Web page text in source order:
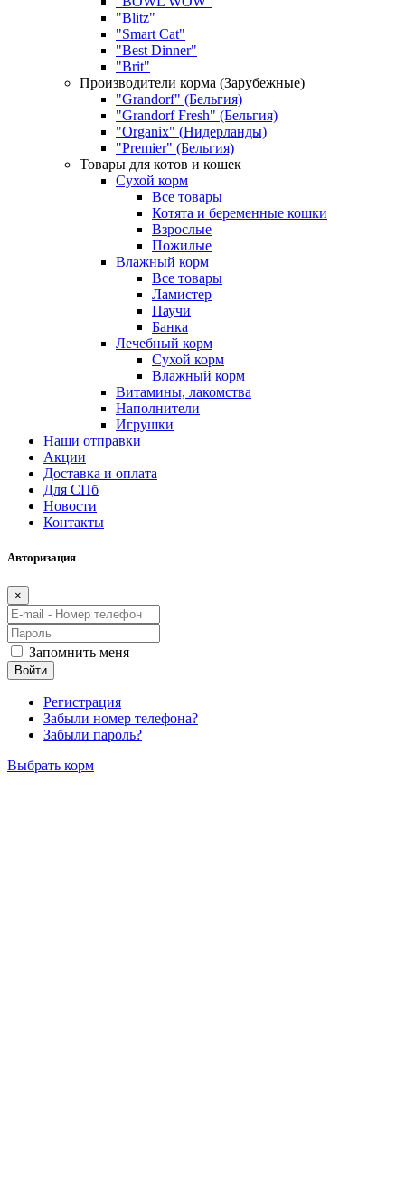
"Blitz"
"Smart Cat"
"Best Dinner"
"Brit"
Производители корма (Зарубежные)
"Grandorf" (Бельгия)
"Grandorf Fresh" (Бельгия)
"Organix" (Нидерланды)
"Premier" (Бельгия)
Товары для котов и кошек
Сухой корм
Все товары
Котята и беременные кошки
Взрослые
Пожилые
Влажный корм
Все товары
Ламистер
Паучи
Банка
Лечебный корм
Сухой корм
Влажный корм
Витамины, лакомства
Наполнители
Игрушки
Наши отправки
Акции
Доставка и оплата
Для СПб
Новости
Контакты
Авторизация
×
Запомнить меня
Войти
Регистрация
Забыли номер телефона?
Забыли пароль?
Выбрать корм